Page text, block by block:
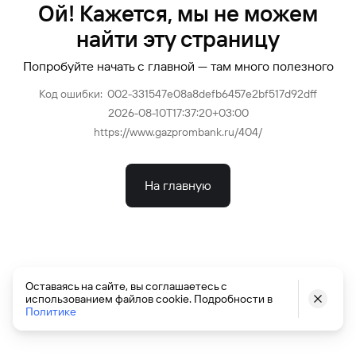
Ой! Кажется, мы не можем
найти эту страницу
Попробуйте начать с главной — там много полезного
Код ошибки: 002-331547e08a8defb6457e2bf517d92dff
2026-08-10T17:37:20+03:00
https://www.gazprombank.ru/404/
На главную
Оставаясь на сайте, вы соглашаетесь с
использованием файлов cookie. Подробности в
Политике